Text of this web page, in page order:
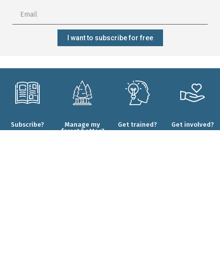
I want to subscribe for free
Subscribe?
Manage my
forest better?
Get trained? Get involved?